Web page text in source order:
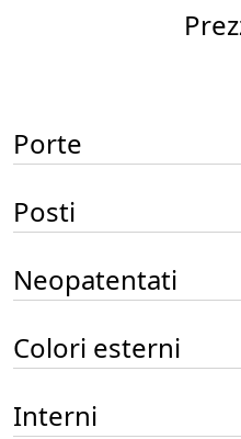
Porte
Posti
Neopatentati
Colori esterni
Interni